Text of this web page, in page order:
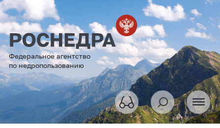
Федеральное агентство
по недропользованию